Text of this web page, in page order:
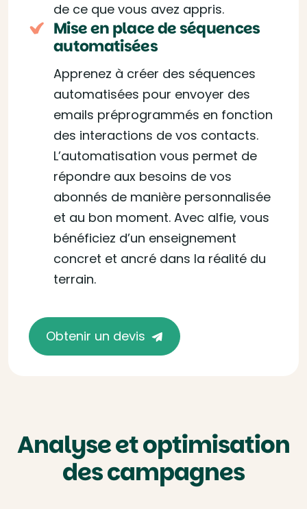
de ce que vous avez appris.
Mise en place de séquences
automatisées
Apprenez à créer des séquences
automatisées pour envoyer des
emails préprogrammés en fonction
des interactions de vos contacts.
L’automatisation vous permet de
répondre aux besoins de vos
abonnés de manière personnalisée
et au bon moment. Avec alfie, vous
bénéficiez d’un enseignement
concret et ancré dans la réalité du
terrain.
Obtenir un devis
Analyse et optimisation
des campagnes